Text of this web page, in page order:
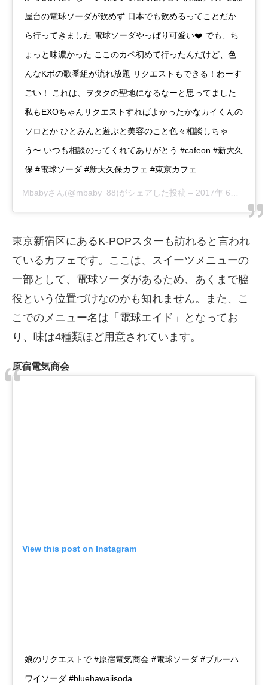
屋台の電球ソーダが飲めず 日本でも飲めるってことだか
ら行ってきました 電球ソーダやっぱり可愛い❤️ でも、ち
ょっと味濃かった ここのカペ初めて行ったんだけど、色
んなKポの歌番組が流れ放題 リクエストもできる！わーす
ごい！ これは、ヲタクの聖地になるなーと思ってました
私もEXOちゃんリクエストすればよかったかなカイくんの
ソロとか ひとみんと遊ぶと美容のこと色々相談しちゃ
う〜 いつも相談のってくれてありがとう #cafeon #新大久
保 #電球ソーダ #新大久保カフェ #東京カフェ
Mbabyさん(@mbaby_88)がシェアした投稿 – 2017年 6月月19日午前1時50分PDT
東京新宿区にあるK-POPスターも訪れると言われ
ているカフェです。ここは、スイーツメニューの
一部として、電球ソーダがあるため、あくまで脇
役という位置づけなのかも知れません。また、こ
こでのメニュー名は「電球エイド」となってお
り、味は4種類ほど用意されています。
原宿電気商会
View this post on Instagram
娘のリクエストで #原宿電気商会 #電球ソーダ #ブルーハ
ワイソーダ #bluehawaiisoda